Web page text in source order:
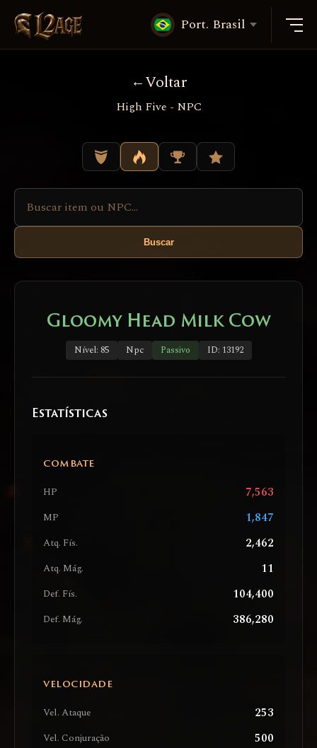
Port. Brasil
Voltar
High Five - NPC
Buscar
Gloomy Head Milk Cow
Nível: 85 Npc Passivo ID: 13192
Estatísticas
COMBATE
HP 7,563
MP 1,847
Atq. Fís. 2,462
Atq. Mág. 11
Def. Fís. 104,400
Def. Mág. 386,280
VELOCIDADE
Vel. Ataque 253
Vel. Conjuração 500